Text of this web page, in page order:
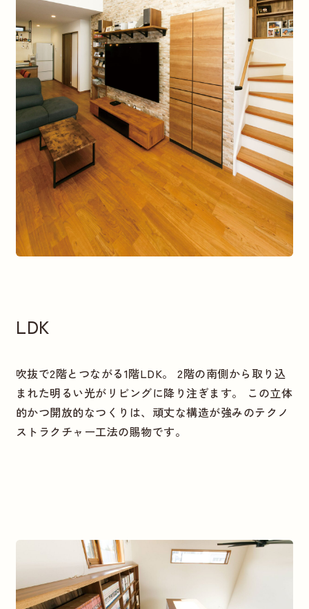
LDK
吹抜で2階とつながる1階LDK。 2階の南側から取り込
まれた明るい光がリビングに降り注ぎます。 この立体
的かつ開放的なつくりは、頑丈な構造が強みのテクノ
ストラクチャー工法の賜物です。